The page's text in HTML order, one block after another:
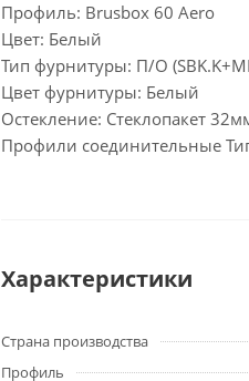
Профиль: Brusbox 60 Aero
Цвет: Белый
Тип фурнитуры: П/О
Цвет фурнитуры: Белый
Остекление: Стеклопакет
Профили соединительные
Характеристики
Страна производства
Профиль